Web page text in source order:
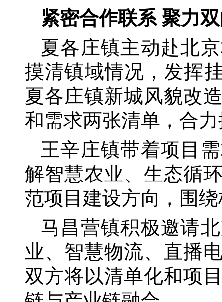
紧密合作联系 聚力
夏各庄镇主动赴北
摸清镇域情况，发挥
夏各庄镇新城风貌改
和需求两张清单，合
王辛庄镇带着项目
解智慧农业、生态循
范项目建设方向，围
马昌营镇积极邀请
业、智慧物流、直播
双方将以清单化和项